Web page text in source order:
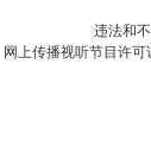
违法和
网上传播视听节目许可